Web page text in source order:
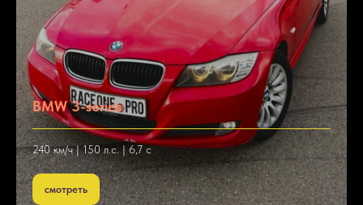
BMW 3-series
240 км/ч | 150 л.с. | 6,7 с
смотреть